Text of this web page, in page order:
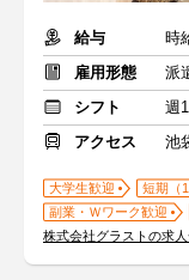
給与
時
雇用形態
派
シフト
週
アクセス
池
大学生歓迎 短期（
副業・Ｗワーク歓迎
株式会社グラストの求